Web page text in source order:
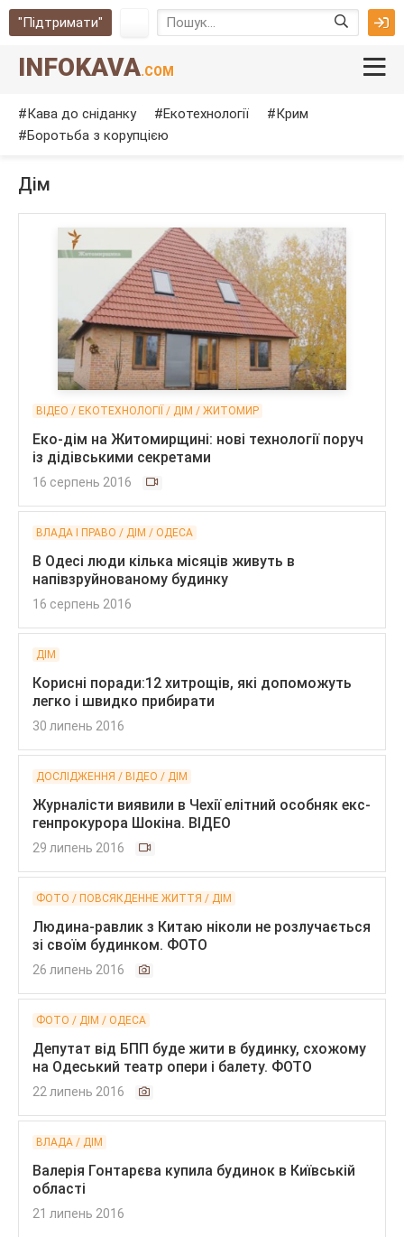
"Підтримати"
INFOKAVA.COM
Кава до сніданку Екотехнології
Крим
Боротьба з корупцією
Дім
ВІДЕО / ЕКОТЕХНОЛОГІЇ / ДІМ / ЖИТОМИР
Еко-дім на Житомирщині: нові технології поруч
із дідівськими секретами
16 серпень 2016
ВЛАДА І ПРАВО / ДІМ / ОДЕСА
В Одесі люди кілька місяців живуть в
напівзруйнованому будинку
16 серпень 2016
ДІМ
Корисні поради:12 хитрощів, які допоможуть
легко і швидко прибирати
30 липень 2016
ДОСЛІДЖЕННЯ / ВІДЕО / ДІМ
Журналісти виявили в Чехії елітний особняк екс-
генпрокурора Шокіна. ВІДЕО
29 липень 2016
ФОТО / ПОВСЯКДЕННЕ ЖИТТЯ / ДІМ
Людина-равлик з Китаю ніколи не розлучається
зі своїм будинком. ФОТО
26 липень 2016
ФОТО / ДІМ / ОДЕСА
Депутат від БПП буде жити в будинку, схожому
на Одеський театр опери і балету. ФОТО
22 липень 2016
ВЛАДА / ДІМ
Валерія Гонтарєва купила будинок в Київській
області
21 липень 2016